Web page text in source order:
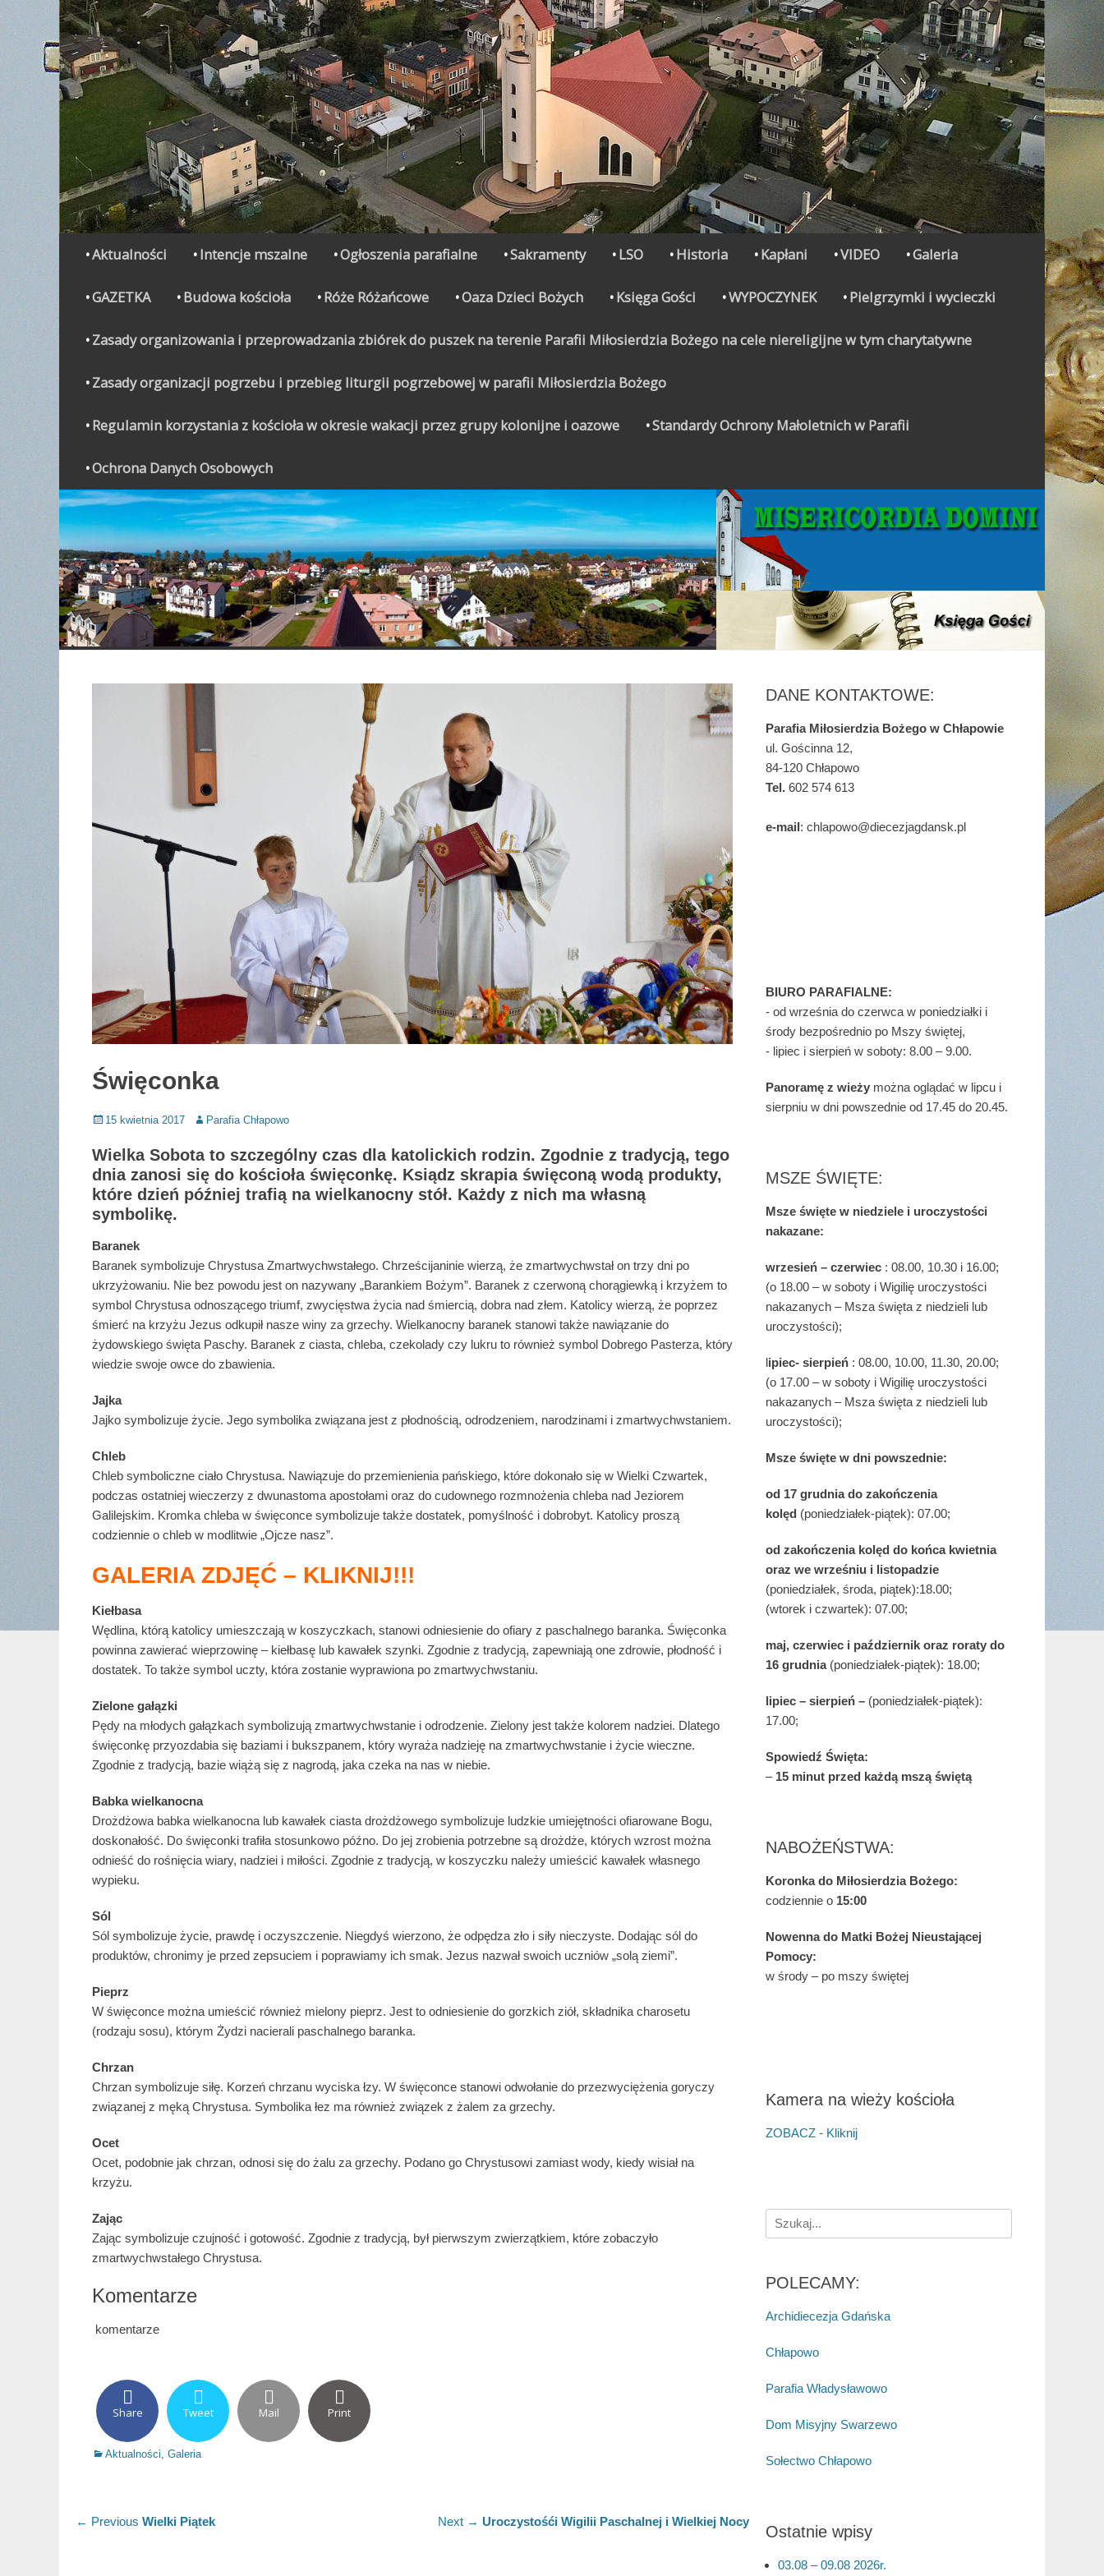
Secondary Menu
Aktualności Intencje mszalne Ogłoszenia parafialne Sakramenty LSO Historia Kapłani VIDEO Galeria
GAZETKA Budowa kościoła Róże Różańcowe Oaza Dzieci Bożych Księga Gości WYPOCZYNEK Pielgrzymki i wycieczki
Zasady organizowania i przeprowadzania zbiórek do puszek na terenie Parafii Miłosierdzia Bożego na cele niereligijne w tym charytatywne
Zasady organizacji pogrzebu i przebieg liturgii pogrzebowej w parafii Miłosierdzia Bożego
Regulamin korzystania z kościoła w okresie wakacji przez grupy kolonijne i oazowe Standardy Ochrony Małoletnich w Parafii
Ochrona Danych Osobowych
WYPOCZYNEK
Gazetka Parafialna
Święconka
Posted
15 kwietnia 2017 Author
Parafia Chłapowo
Wielka Sobota to szczególny czas dla katolickich rodzin. Zgodnie z tradycją, tego
dnia zanosi się do kościoła święconkę. Ksiądz skrapia święconą wodą produkty,
które dzień później trafią na wielkanocny stół. Każdy z nich ma własną
symbolikę.
Baranek
Baranek symbolizuje Chrystusa Zmartwychwstałego. Chrześcijaninie wierzą, że zmartwychwstał on trzy dni po
ukrzyżowaniu. Nie bez powodu jest on nazywany „Barankiem Bożym”. Baranek z czerwoną chorągiewką i krzyżem to
symbol Chrystusa odnoszącego triumf, zwycięstwa życia nad śmiercią, dobra nad złem. Katolicy wierzą, że poprzez
śmierć na krzyżu Jezus odkupił nasze winy za grzechy. Wielkanocny baranek stanowi także nawiązanie do
żydowskiego święta Paschy. Baranek z ciasta, chleba, czekolady czy lukru to również symbol Dobrego Pasterza, który
wiedzie swoje owce do zbawienia.
Jajka
Jajko symbolizuje życie. Jego symbolika związana jest z płodnością, odrodzeniem, narodzinami i zmartwychwstaniem.
Chleb
Chleb symboliczne ciało Chrystusa. Nawiązuje do przemienienia pańskiego, które dokonało się w Wielki Czwartek,
podczas ostatniej wieczerzy z dwunastoma apostołami oraz do cudownego rozmnożenia chleba nad Jeziorem
Galilejskim. Kromka chleba w święconce symbolizuje także dostatek, pomyślność i dobrobyt. Katolicy proszą
codziennie o chleb w modlitwie „Ojcze nasz”.
GALERIA ZDJĘĆ – KLIKNIJ!!!
Kiełbasa
Wędlina, którą katolicy umieszczają w koszyczkach, stanowi odniesienie do ofiary z paschalnego baranka. Święconka
powinna zawierać wieprzowinę – kiełbasę lub kawałek szynki. Zgodnie z tradycją, zapewniają one zdrowie, płodność i
dostatek. To także symbol uczty, która zostanie wyprawiona po zmartwychwstaniu.
Zielone gałązki
Pędy na młodych gałązkach symbolizują zmartwychwstanie i odrodzenie. Zielony jest także kolorem nadziei. Dlatego
święconkę przyozdabia się baziami i bukszpanem, który wyraża nadzieję na zmartwychwstanie i życie wieczne.
Zgodnie z tradycją, bazie wiążą się z nagrodą, jaka czeka na nas w niebie.
Babka wielkanocna
Drożdżowa babka wielkanocna lub kawałek ciasta drożdżowego symbolizuje ludzkie umiejętności ofiarowane Bogu,
doskonałość. Do święconki trafiła stosunkowo późno. Do jej zrobienia potrzebne są drożdże, których wzrost można
odnieść do rośnięcia wiary, nadziei i miłości. Zgodnie z tradycją, w koszyczku należy umieścić kawałek własnego
wypieku.
Sól
Sól symbolizuje życie, prawdę i oczyszczenie. Niegdyś wierzono, że odpędza zło i siły nieczyste. Dodając sól do
produktów, chronimy je przed zepsuciem i poprawiamy ich smak. Jezus nazwał swoich uczniów „solą ziemi”.
Pieprz
W święconce można umieścić również mielony pieprz. Jest to odniesienie do gorzkich ziół, składnika charosetu
(rodzaju sosu), którym Żydzi nacierali paschalnego baranka.
Chrzan
Chrzan symbolizuje siłę. Korzeń chrzanu wyciska łzy. W święconce stanowi odwołanie do przezwyciężenia goryczy
związanej z męką Chrystusa. Symbolika łez ma również związek z żalem za grzechy.
Ocet
Ocet, podobnie jak chrzan, odnosi się do żalu za grzechy. Podano go Chrystusowi zamiast wody, kiedy wisiał na
krzyżu.
Zając
Zając symbolizuje czujność i gotowość. Zgodnie z tradycją, był pierwszym zwierzątkiem, które zobaczyło
zmartwychwstałego Chrystusa.
Komentarze
komentarze
Share Tweet Mail Print
Categories
Aktualności Galeria
Nawigacja
← Previous Previous
Wielki Piątek Next → Next
Uroczystośći Wigilii Paschalnej i Wielkiej Nocy
DANE KONTAKTOWE:
Parafia Miłosierdzia Bożego w Chłapowie
ul. Gościnna 12,
84-120 Chłapowo
Tel. 602 574 613
e-mail: chlapowo@diecezjagdansk.pl
BIURO PARAFIALNE:
- od września do czerwca w poniedziałki i
środy bezpośrednio po Mszy świętej,
- lipiec i sierpień w soboty: 8.00 – 9.00.
Panoramę z wieży można oglądać w lipcu i
sierpniu w dni powszednie od 17.45 do 20.45.
MSZE ŚWIĘTE:
Msze święte w niedziele i uroczystości
nakazane:
wrzesień – czerwiec : 08.00, 10.30 i 16.00;
(o 18.00 – w soboty i Wigilię uroczystości
nakazanych – Msza święta z niedzieli lub
uroczystości);
lipiec- sierpień : 08.00, 10.00, 11.30, 20.00;
(o 17.00 – w soboty i Wigilię uroczystości
nakazanych – Msza święta z niedzieli lub
uroczystości);
Msze święte w dni powszednie:
od 17 grudniado zakończenia
kolęd (poniedziałek-piątek): 07.00;
od zakończenia kolęd do końca kwietnia
oraz we wrześniu i listopadzie
(poniedziałek, środa, piątek):18.00;
(wtorek i czwartek): 07.00;
maj, czerwiec i październik oraz roraty do
16 grudnia (poniedziałek-piątek): 18.00;
lipiec – sierpień – (poniedziałek-piątek):
17.00;
Spowiedź Święta:
– 15 minut przed każdą mszą świętą
NABOŻEŃSTWA:
Koronka do Miłosierdzia Bożego:
codziennie o 15:00
Nowenna do Matki Bożej Nieustającej
Pomocy:
w środy – po mszy świętej
Kamera na wieży kościoła
ZOBACZ - Kliknij
Search
for:
POLECAMY:
Archidiecezja Gdańska
Chłapowo
Parafia Władysławowo
Dom Misyjny Swarzewo
Sołectwo Chłapowo
Ostatnie wpisy
03.08 – 09.08 2026r.